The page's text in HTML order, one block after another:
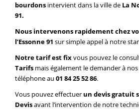
bourdons intervient dans la ville de La
91.
Nous intervenons rapidement chez
l’Essonne 91 sur simple appel à notre
Notre tarif est fixvous pouvez le
Tarifs mais également le demander à
téléphone au 01 84 25 52 86.
Vous pouvez effectuer un devis gratuit
Devisavant l’intervention de notre